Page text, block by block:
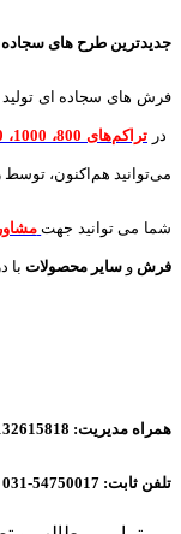
جدیدترین طرح های
فرش های سجاده ای
در تراکم‌های 800، 1000، 1200 . 2550
می‌توانید هم‌اکنون، توسط
شما می توانید جهت
فرش و سایر محصولات با
همراه مدیریت: 09132615818 و 09132765583
تلفن ثابت: 54750017-031 الی 20 و 54751346-031